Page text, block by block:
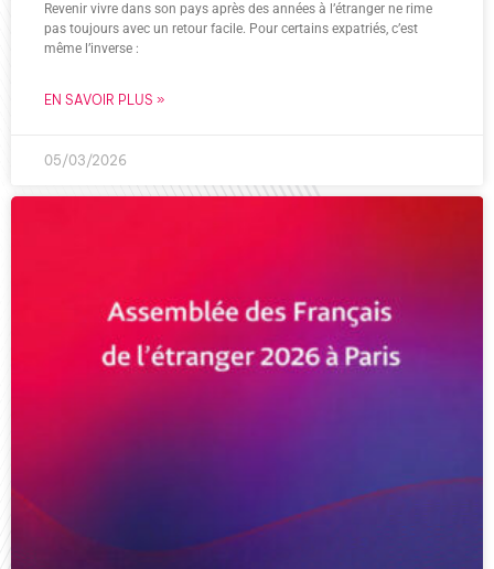
Revenir vivre dans son pays après des années à l’étranger ne rime
pas toujours avec un retour facile. Pour certains expatriés, c’est
même l’inverse :
EN SAVOIR PLUS »
05/03/2026